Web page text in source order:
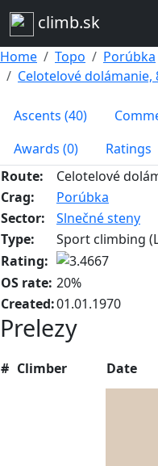
climb.sk
Home Topo Porúbka
Celotelové dolámanie,
Ascents (40)
Awards (0)
Ratings
Route:
Celotelové
Crag:
Porúbka
Sector:
Slnečné steny
Type:
Sport climbing
Rating:
OS rate: 20%
Created:01.01.1970
Prelezy
# Climber Date